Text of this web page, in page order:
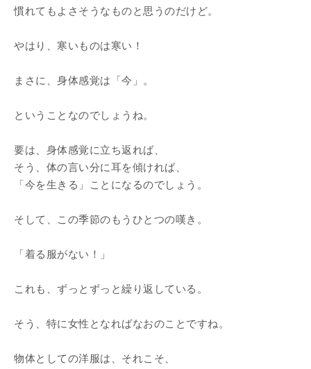
慣れてもよさそうなものと思うのだけど。
やはり、寒いものは寒い！
まさに、身体感覚は「今」。
ということなのでしょうね。
要は、身体感覚に立ち返れば、
そう、体の言い分に耳を傾ければ、
「今を生きる」ことになるのでしょう。
そして、この季節のもうひとつの嘆き。
「着る服がない！」
これも、ずっとずっと繰り返している。
そう、特に女性となればなおのことですね。
物体としての洋服は、それこそ、